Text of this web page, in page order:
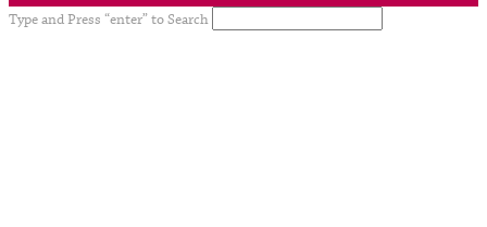
Type and Press “enter” to Search